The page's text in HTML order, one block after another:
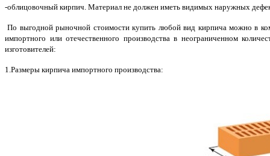
-облицовочный кирпич. Материал не должен иметь видимых наружных
По выгодной рыночной стоимости купить любой вид кирпича можно в
импортного или отечественного производства в неограниченном
изготовителей:
1.Размеры кирпича импортного производства: